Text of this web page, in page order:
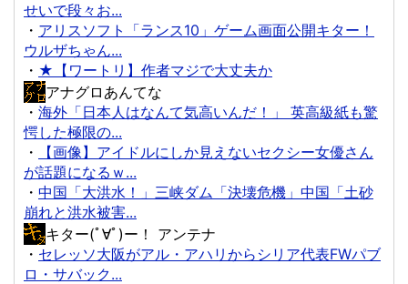
せいで段々お...
・ アリスソフト「ランス10」ゲーム画面公開キター！
ウルザちゃん...
・ ★【ワートリ】作者マジで大丈夫か
アナグロあんてな
・ 海外「日本人はなんて気高いんだ！」 英高級紙も驚
愕した極限の...
・
【画像】アイドルにしか見えないセクシー女優さん
が話題になるｗ...
・ 中国「大洪水！」三峡ダム「決壊危機」中国「土砂
崩れと洪水被害...
キター(ﾟ∀ﾟ)ー！ アンテナ
・ セレッソ大阪がアル・アハリからシリア代表FWパブ
ロ・サバック...